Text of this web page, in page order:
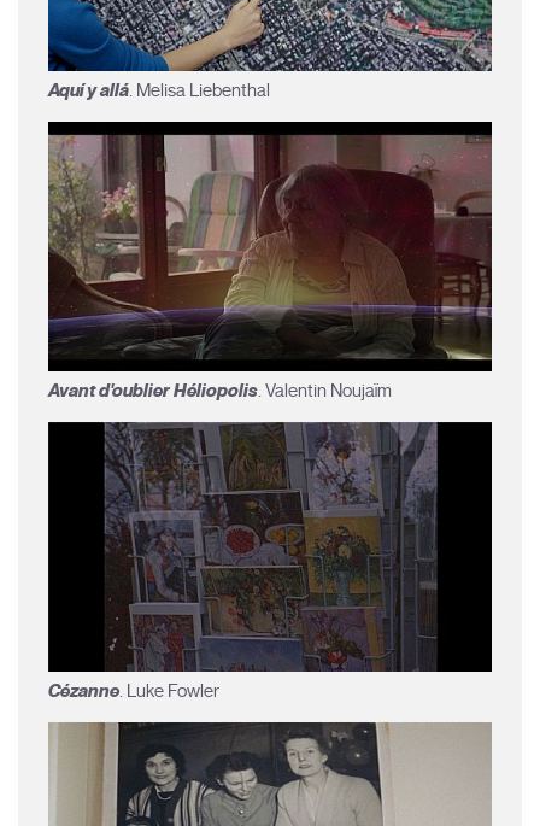
Aquí y allá. Melisa Liebenthal
Avant d'oublier Héliopolis. Valentin Noujaïm
Cézanne. Luke Fowler